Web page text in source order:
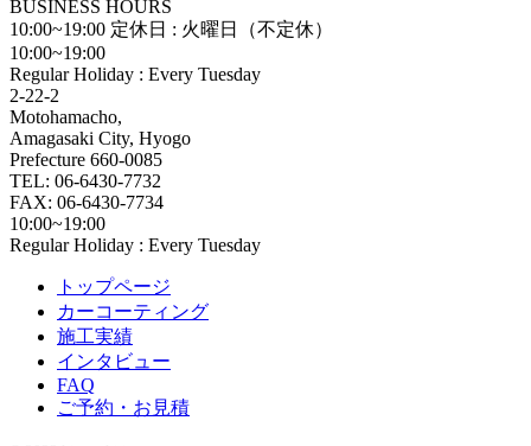
BUSINESS HOURS
10:00~19:00 定休日 : 火曜日（不定休）
10:00~19:00
Regular Holiday : Every Tuesday
2-22-2
Motohamacho,
Amagasaki City, Hyogo
Prefecture 660-0085
TEL: 06-6430-7732
FAX: 06-6430-7734
10:00~19:00
Regular Holiday : Every Tuesday
トップページ
カーコーティング
施工実績
インタビュー
FAQ
ご予約・お見積